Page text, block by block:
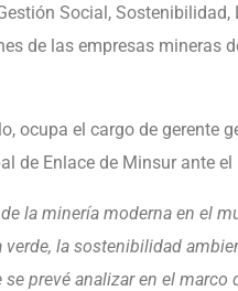
Social,
de las empresas mineras
ocupa el cargo de gerente
de Enlace de Minsur ante
la minería moderna en el
la sostenibilidad
prevé analizar en el